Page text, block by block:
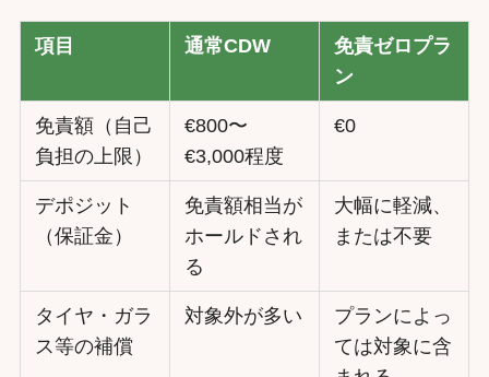
項目 通常CDW
免責ゼロプラ
ン
免責額（自己
負担の上限）
€800〜
€3,000程度
€0
デポジット
（保証金）
免責額相当が
ホールドされ
る
大幅に軽減、
または不要
タイヤ・ガラ
ス等の補償
対象外が多い
プランによっ
ては対象に含